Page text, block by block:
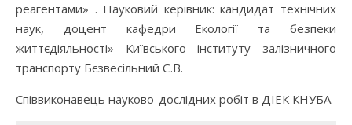
реагентами» . Науковий керівник: кандидат технічних
наук, доцент кафедри Екології та безпеки
життєдіяльності» Київського інституту залізничного
транспорту Бєзвесільний Є.В.
Співвиконавець науково-дослідних робіт в ДІЕК КНУБА.